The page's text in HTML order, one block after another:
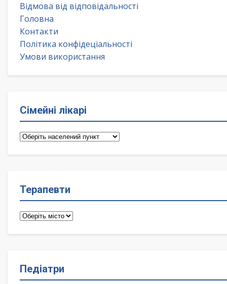
Відмова від відповідальності
Головна
Контакти
Політика конфідеціальності
Умови використання
Сімейні лікарі
Сімейні
Терапевти
Терапевти
Педіатри